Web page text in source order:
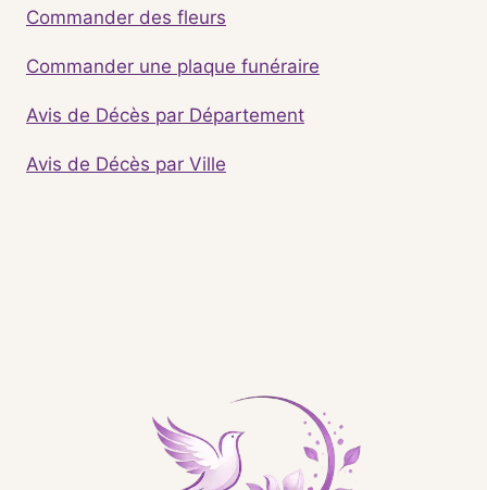
Commander des fleurs
Commander une plaque funéraire
Avis de Décès par Département
Avis de Décès par Ville